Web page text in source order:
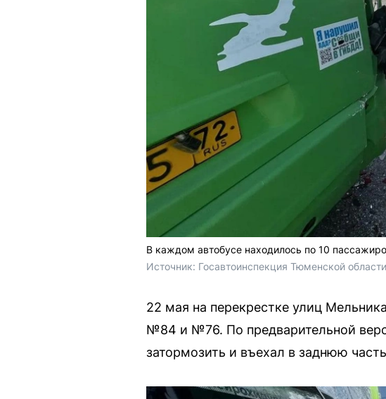
В каждом автобусе находилось по 10
Источник: Госавтоинспекция Тюменской области
22 мая на перекрестке улиц
№84 и №76. По предварительной
затормозить и въехал в заднюю